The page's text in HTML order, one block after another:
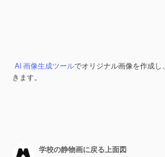
AI 画像生成ツールでオリジナル画像を作成し、
きます。
学校の静物画に戻る上面図